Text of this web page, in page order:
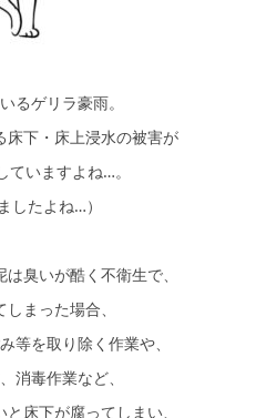
るゲリラ豪雨。
床下・床上浸水の被害が
ていますよね…。
したよね…）
臭いが酷く不衛生で、
まった場合、
等を取り除く作業や、
消毒作業など、
床下が腐ってしまい、